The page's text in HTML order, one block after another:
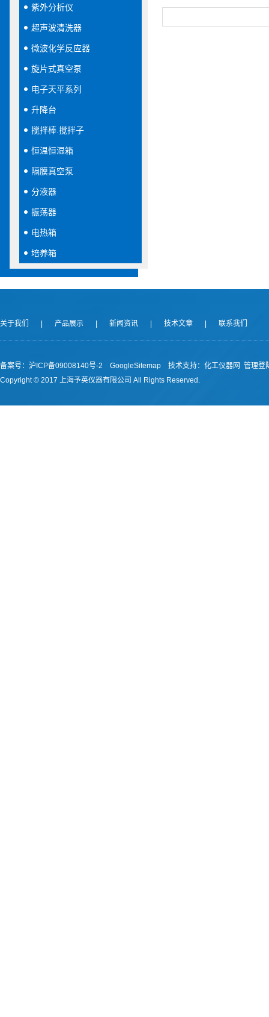
紫外分析仪
超声波清洗器
微波化学反应器
旋片式真空泵
电子天平系列
升降台
搅拌棒.搅拌子
恒温恒湿箱
隔膜真空泵
分液器
振荡器
电热箱
培养箱
关于我们 产品展示 新闻资讯 技术文章 联系我们
备案号：沪ICP备09008140号-2 GoogleSitemap 技术支持： 化工仪器网 管理登
Copyright © 2017 上海予英仪器有限公司 All Rights Reserved.